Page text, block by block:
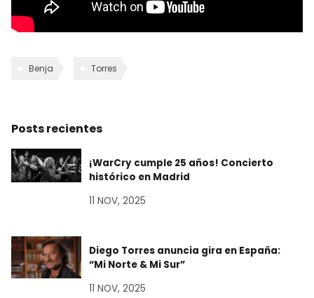
Benja Torres
Posts recientes
¡WarCry cumple 25 años! Concierto
histórico en Madrid
11 NOV, 2025
Diego Torres anuncia gira en España:
“Mi Norte & Mi Sur”
11 NOV, 2025